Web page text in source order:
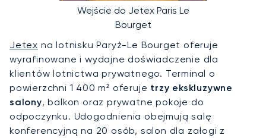
Wejście do Jetex Paris Le
Bourget
Jetex na lotnisku Paryż-Le Bourget oferuje
wyrafinowane i wydajne doświadczenie dla
klientów lotnictwa prywatnego. Terminal o
powierzchni 1 400 m² oferuje trzy ekskluzywne
salony, balkon oraz prywatne pokoje do
odpoczynku. Udogodnienia obejmują salę
konferencyjną na 20 osób, salon dla załogi z